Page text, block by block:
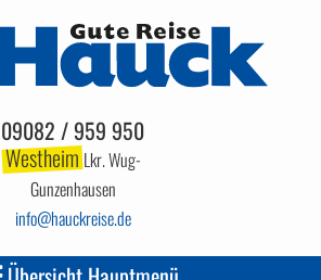
09082 / 959 950
WestheimLkr. Wug-
Gunzenhausen
info hauckreise.de